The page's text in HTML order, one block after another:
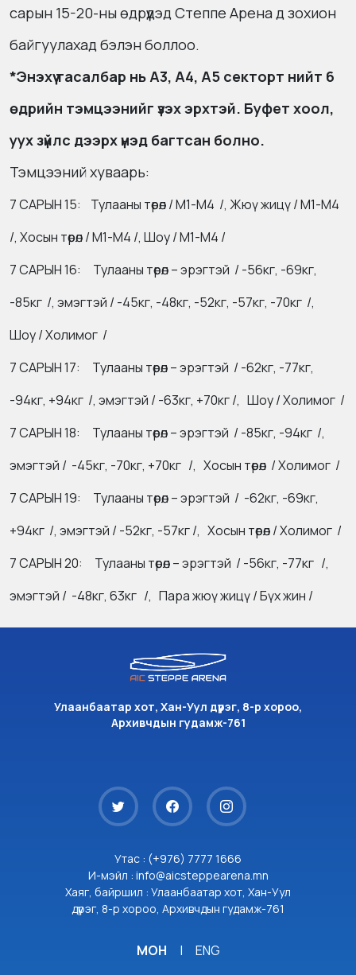
сарын 15-20-ны өдрүүдэд Степпе Арена д зохион
байгуулахад бэлэн боллоо.
*Энэхүү тасалбар нь А3, А4, А5 секторт нийт 6
өдрийн тэмцээнийг үзэх эрхтэй. Буфет хоол,
уух зүйлс дээрх үнэд багтсан болно.
Тэмцээний хуваарь:
7 САРЫН 15: Тулааны төрөл / М1-М4 /, Жюү жицү / М1-М4
/, Хосын төрөл / М1-М4 /, Шоу / М1-М4 /
7 САРЫН 16: Тулааны төрөл – эрэгтэй / -56кг, -69кг,
-85кг /, эмэгтэй / -45кг, -48кг, -52кг, -57кг, -70кг /,
Шоу / Холимог /
7 САРЫН 17: Тулааны төрөл – эрэгтэй / -62кг, -77кг,
-94кг, +94кг /, эмэгтэй / -63кг, +70кг /, Шоу / Холимог /
7 САРЫН 18: Тулааны төрөл – эрэгтэй / -85кг, -94кг /,
эмэгтэй / -45кг, -70кг, +70кг /, Хосын төрөл / Холимог /
7 САРЫН 19: Тулааны төрөл – эрэгтэй / -62кг, -69кг,
+94кг /, эмэгтэй / -52кг, -57кг /, Хосын төрөл / Холимог /
7 САРЫН 20: Тулааны төрөл – эрэгтэй / -56кг, -77кг /,
эмэгтэй / -48кг, 63кг /, Пара жюү жицү / Бүх жин /
Улаанбаатар хот, Хан-Уул дүүрэг, 8-р хороо,
Архивчдын гудамж-761
Утас : (+976) 7777 1666
И-мэйл : info@aicsteppearena.mn
Хаяг, байршил : Улаанбаатар хот, Хан-Уул
дүүрэг, 8-р хороо, Архивчдын гудамж-761
МОН | ENG